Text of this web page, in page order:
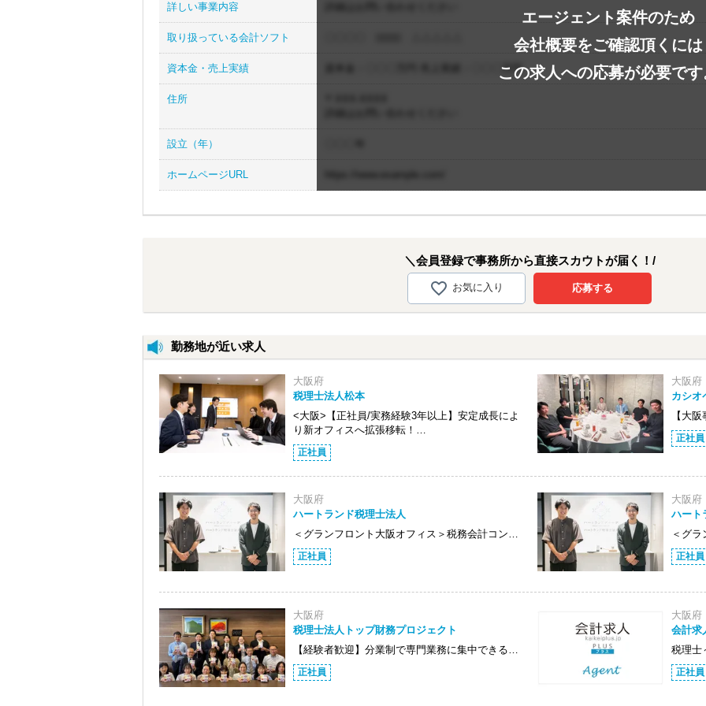
エージェント案件のため
会社概要をご確認頂くには
この求人への応募が必要で
詳しい事業内容
取り扱っている会計ソフト
資本金・売上実績 資本金：〇〇〇万円 売上実績：〇〇〇万円
住所
設立（年）
ホームページURL
＼会員登録で事務所から直接スカウトが届く！/
お気に入り 応募する
勤務地が近い求人
大阪府
税理士法人松本
<大阪>【正社員/実務経験3年以上】安定成長によ
り新オフィスへ拡張移転！…
正社員
大阪府
カシオ
【大
正社員
大阪府
ハートランド税理士法人
＜グランフロント大阪オフィス＞税務会計コン…
正社員
大阪府
ハート
＜グ
正社員
大阪府
税理士法人トップ財務プロジェクト
【経験者歓迎】分業制で専門業務に集中できる…
正社員
大阪府
会計求
税理士
正社員